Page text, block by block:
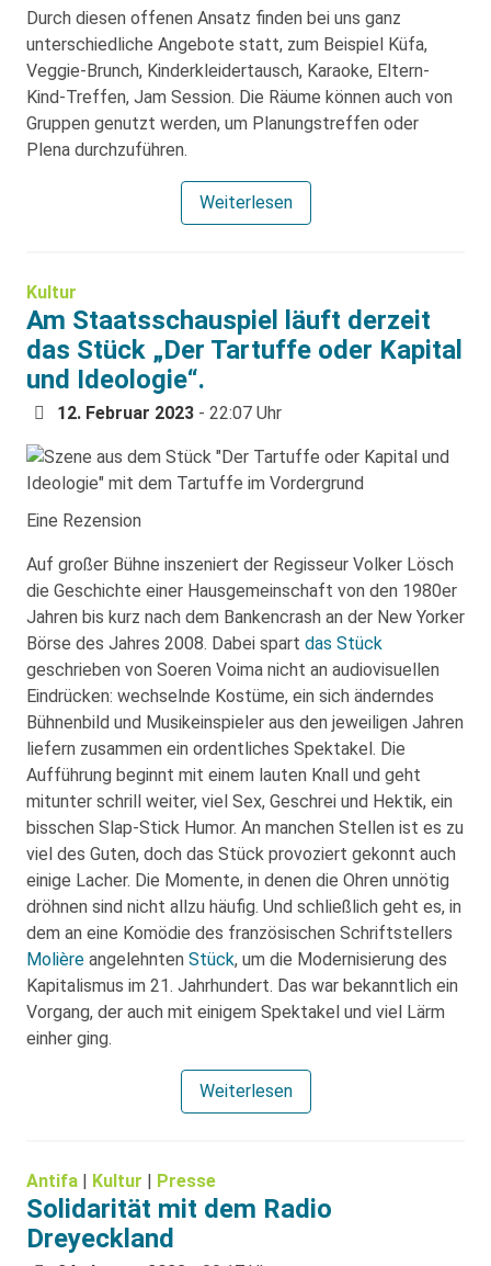
Durch diesen offenen Ansatz finden bei uns ganz
unterschiedliche Angebote statt, zum Beispiel Küfa,
Veggie-Brunch, Kinderkleidertausch, Karaoke, Eltern-
Kind-Treffen, Jam Session. Die Räume können auch von
Gruppen genutzt werden, um Planungstreffen oder
Plena durchzuführen.
Weiterlesen
Kultur
Am Staatsschauspiel läuft derzeit
das Stück „Der Tartuffe oder Kapital
und Ideologie“.
12. Februar 2023 - 22:07 Uhr
Eine Rezension
Auf großer Bühne inszeniert der Regisseur Volker Lösch
die Geschichte einer Hausgemeinschaft von den 1980er
Jahren bis kurz nach dem Bankencrash an der New Yorker
Börse des Jahres 2008. Dabei spart das Stück
geschrieben von Soeren Voima nicht an audiovisuellen
Eindrücken: wechselnde Kostüme, ein sich änderndes
Bühnenbild und Musikeinspieler aus den jeweiligen Jahren
liefern zusammen ein ordentliches Spektakel. Die
Aufführung beginnt mit einem lauten Knall und geht
mitunter schrill weiter, viel Sex, Geschrei und Hektik, ein
bisschen Slap-Stick Humor. An manchen Stellen ist es zu
viel des Guten, doch das Stück provoziert gekonnt auch
einige Lacher. Die Momente, in denen die Ohren unnötig
dröhnen sind nicht allzu häufig. Und schließlich geht es, in
dem an eine Komödie des französischen Schriftstellers
Molière angelehnten Stück, um die Modernisierung des
Kapitalismus im 21. Jahrhundert. Das war bekanntlich ein
Vorgang, der auch mit einigem Spektakel und viel Lärm
einher ging.
Weiterlesen
Antifa | Kultur | Presse
Solidarität mit dem Radio
Dreyeckland